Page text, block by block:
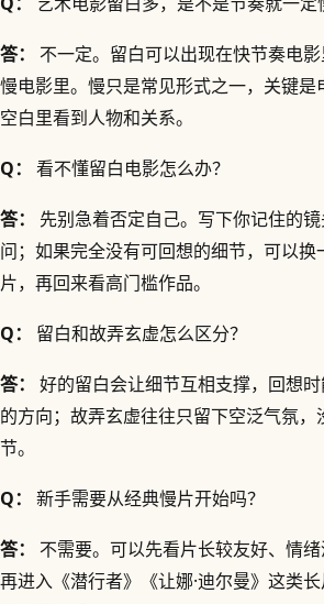
答：
不一定。留白可以出现在快节奏电
慢电影里。慢只是常见形式之一，关键是
空白里看到人物和关系。
Q： 看不懂留白电影怎么办？
答：
先别急着否定自己。写下你记住的
问；如果完全没有可回想的细节，可以换
片，再回来看高门槛作品。
Q： 留白和故弄玄虚怎么区分？
答：
好的留白会让细节互相支撑，回想
的方向；故弄玄虚往往只留下空泛气氛，
节。
Q： 新手需要从经典慢片开始吗？
答：
不需要。可以先看片长较友好、情绪
再进入《潜行者》《让娜·迪尔曼》这类长